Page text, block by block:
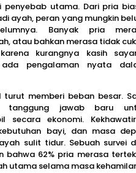
penyebab utama. Dari pria
ayah, peran yang mungkin
Banyak pria
atau bahkan merasa tidak
kurangnya kasih
pengalaman nyata
turut memberi beban besar.
tanggung jawab baru
secara ekonomi.
bayi, dan masa
sulit tidur. Sebuah survei
bahwa 62% pria merasa
utama selama masa